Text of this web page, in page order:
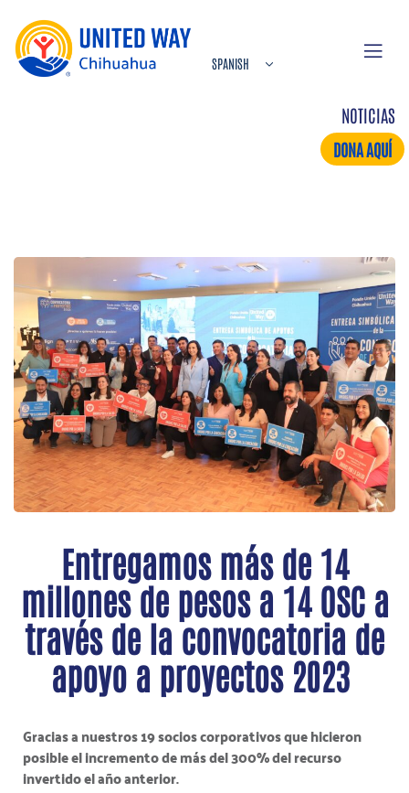
NOTICIAS
DONA AQUÍ
Entregamos más de 14
millones de pesos a 14 OSC a
través de la convocatoria de
apoyo a proyectos 2023
Gracias a nuestros 19 socios corporativos que hicieron
posible el incremento de más del 300% del recurso
invertido el año anterior.